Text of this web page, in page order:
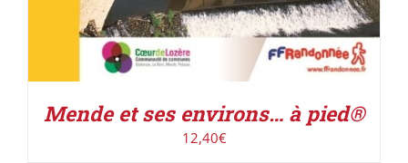
Mende et ses environs… à pied®
12,40€